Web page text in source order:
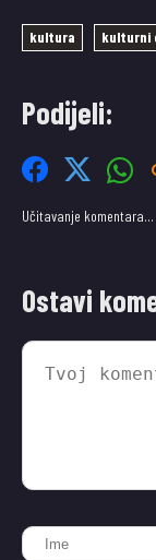
kultura kulturni
Podijeli:
Učitavanje komentara…
Ostavi